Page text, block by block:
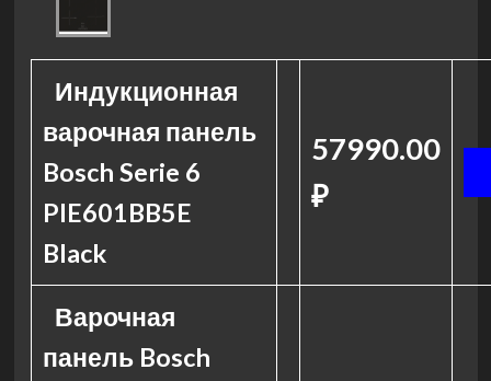
Индукционная
варочная панель
Bosch Serie 6
PIE601BB5E
Black
57990.00
₽
Варочная
панель Bosch